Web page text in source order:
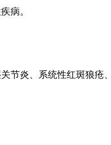
病。
节炎、系统性红斑狼疮